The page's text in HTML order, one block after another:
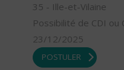
35 - Ille-et-Vilaine
Possibilité de CDI ou
23/12/2025
POSTULER